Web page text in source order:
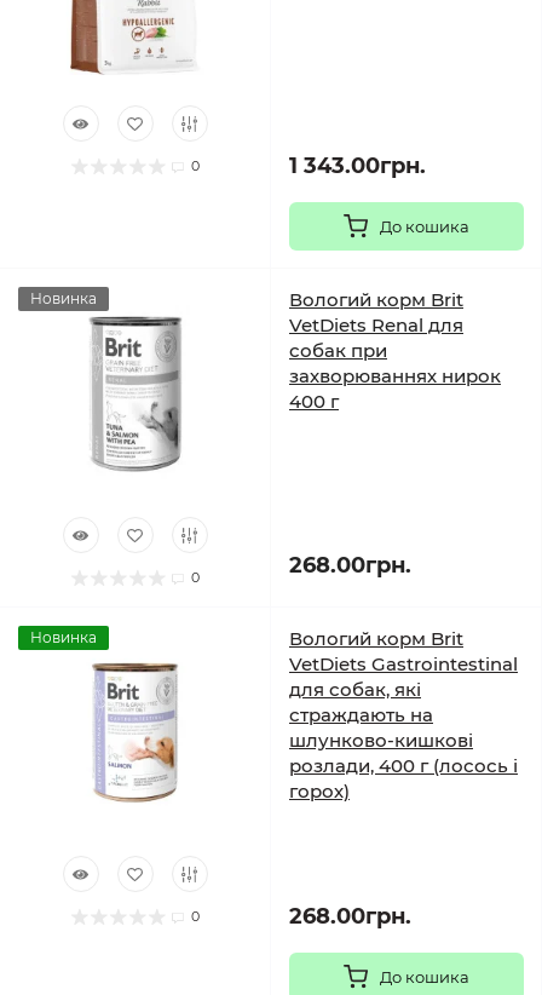
0 1 343.00грн.
До кошика
Новинка
0
Вологий корм Brit
VetDiets Renal для
собак при
захворюваннях нирок
400 г
268.00грн.
Новинка
0
Вологий корм Brit
VetDiets Gastrointestinal
для собак, які
страждають на
шлунково-кишкові
розлади, 400 г (лосось і
горох)
268.00грн.
До кошика